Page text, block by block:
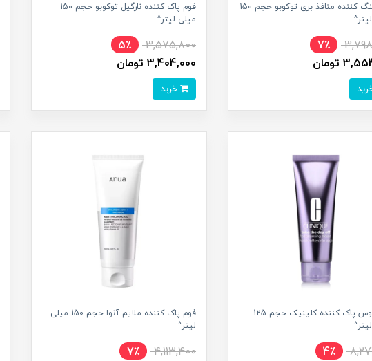
تونر تنگ کننده منافذ بری توکوبو حجم 150
7٪
تومان
فوم پاک کننده نارگیل توکوبو حجم 150
میلی لیتر^
3,575,800
5٪
3,404,000 تومان
خرید
فوم موس پاک کننده کلینیک حجم 125
4٪
فوم پاک کننده ملایم آنوا حجم 150 میلی
لیتر^
4,113,400
7٪